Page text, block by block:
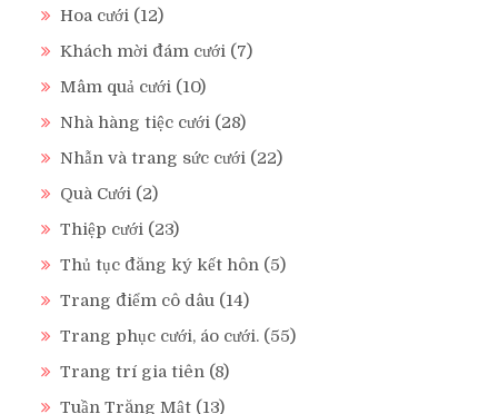
Hoa cưới (12)
Khách mời đám cưới (7)
Mâm quả cưới (10)
Nhà hàng tiệc cưới (28)
Nhẫn và trang sức cưới (22)
Quà Cưới (2)
Thiệp cưới (23)
Thủ tục đăng ký kết hôn (5)
Trang điểm cô dâu (14)
Trang phục cưới, áo cưới. (55)
Trang trí gia tiên (8)
Tuần Trăng Mật (13)